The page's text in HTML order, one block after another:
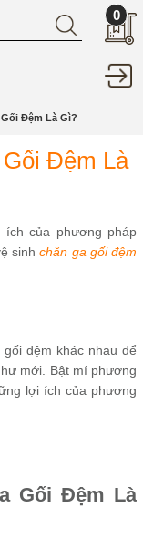
0
Đệm Là Gì?
Đệm Là
của phương pháp
sinhchăn ga gối đệm
đệm khác nhau để
mới. Bật mí phương
lợi ích của phương
Gối Đệm Là